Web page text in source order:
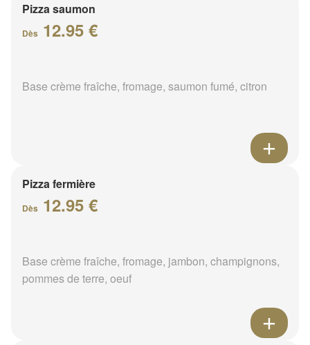
Pizza saumon
Dès 12.95 €
Base crème fraîche, fromage, saumon fumé, citron
Pizza fermière
Dès 12.95 €
Base crème fraîche, fromage, jambon, champignons,
pommes de terre, oeuf